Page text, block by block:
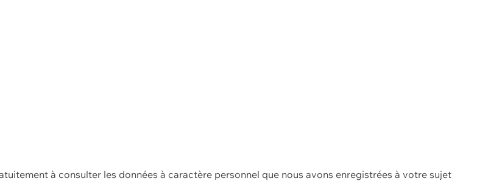
à consulter les données à caractère personnel que nous avons enregistrées à votre sujet